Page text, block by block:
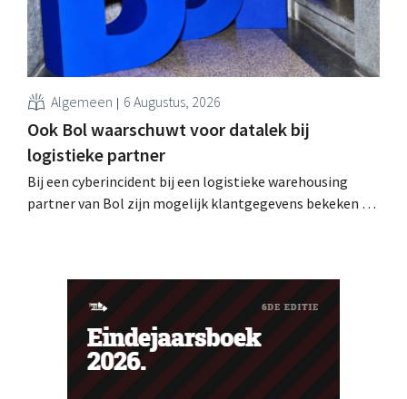
Algemeen 6 Augustus, 2026
Ook Bol waarschuwt voor datalek bij
logistieke partner
Bij een cyberincident bij een logistieke warehousing
partner van Bol zijn mogelijk klantgegevens bekeken of